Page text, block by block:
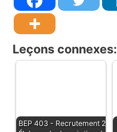
Leçons connexes:
BEP 403 - Recrutement 2: